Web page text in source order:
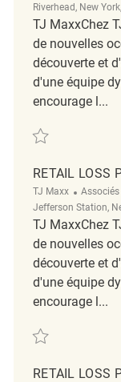
Riverhead, New
TJ MaxxChez
de nouvelles
découverte et
d'une équipe
encourage l...
Retail Loss
RETAIL LOSS
TJ Maxx
Jefferson Station,
TJ MaxxChez
de nouvelles
découverte et
d'une équipe
encourage l...
Retail Loss
RETAIL LOSS